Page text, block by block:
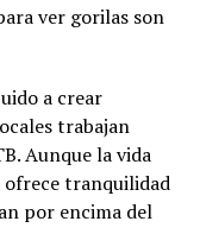
ver gorilas son
a crear
trabajan
Aunque la vida
ofrece tranquilidad
por encima del